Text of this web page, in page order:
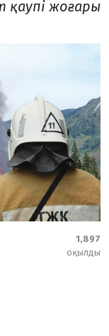
қаупі жоғары
1,897
оқылды